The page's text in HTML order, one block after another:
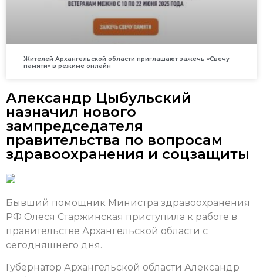
Жителей Архангельской области приглашают зажечь «Свечу
памяти» в режиме онлайн
Александр Цыбульский
назначил нового
зампредседателя
правительства по вопросам
здравоохранения и соцзащиты
Бывший помощник Министра здравоохранения
РФ Олеся Старжинская приступила к работе в
правительстве Архангельской области с
сегодняшнего дня.
Губернатор Архангельской области Александр